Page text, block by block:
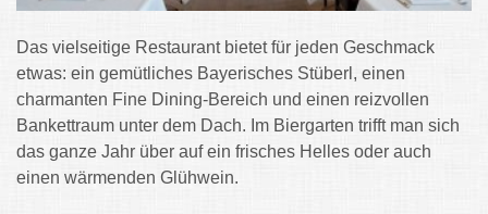
Das vielseitige Restaurant bietet für jeden Geschmack
etwas: ein gemütliches Bayerisches Stüberl, einen
charmanten Fine Dining-Bereich und einen reizvollen
Bankettraum unter dem Dach. Im Biergarten trifft man sich
das ganze Jahr über auf ein frisches Helles oder auch
einen wärmenden Glühwein.